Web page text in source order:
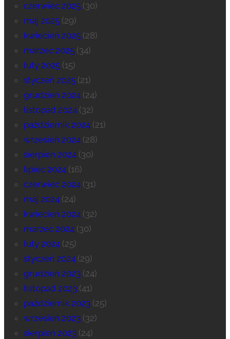
czerwiec 2025(30)
maj 2025(29)
kwiecień 2025(28)
marzec 2025(34)
luty 2025(15)
styczeń 2025(21)
grudzień 2024(24)
listopad 2024(32)
październik 2024(21)
wrzesień 2024(28)
sierpień 2024(30)
lipiec 2024(16)
czerwiec 2024(31)
maj 2024(24)
kwiecień 2024(32)
marzec 2024(30)
luty 2024(25)
styczeń 2024(29)
grudzień 2023(24)
listopad 2023(41)
październik 2023(25)
wrzesień 2023(32)
sierpień 2023(24)